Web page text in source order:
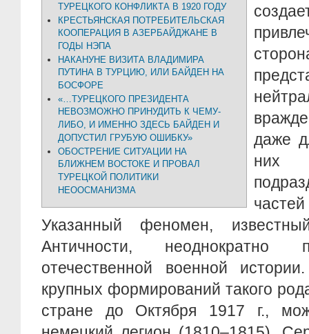
ТУРЕЦКОГО КОНФЛИКТА В 1920 ГОДУ
КРЕСТЬЯНСКАЯ ПОТРЕБИТЕЛЬСКАЯ
КООПЕРАЦИЯ В АЗЕРБАЙДЖАНЕ В
ГОДЫ НЭПА
НАКАНУНЕ ВИЗИТА ВЛАДИМИРА
ПУТИНА В ТУРЦИЮ, ИЛИ БАЙДЕН НА
БОСФОРЕ
«…ТУРЕЦКОГО ПРЕЗИДЕНТА
НЕВОЗМОЖНО ПРИНУДИТЬ К ЧЕМУ-
ЛИБО, И ИМЕННО ЗДЕСЬ БАЙДЕН И
ДОПУСТИЛ ГРУБУЮ ОШИБКУ»
ОБОСТРЕНИЕ СИТУАЦИИ НА
БЛИЖНЕМ ВОСТОКЕ И ПРОВАЛ
ТУРЕЦКОЙ ПОЛИТИКИ
НЕООСМАНИЗМА
даже
Указанный феномен,
Античности,
отечественной военной
крупных формирований такого
стране до Октября 1917 г.,